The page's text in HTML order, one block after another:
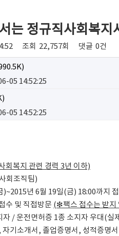
는 정규직사회복지
조회 22,757회 댓글 0건
05 14:52:25
05 14:52:25
회복지 관련 경력 3년 이하)
회조직팀)
)~2015년 6월 19일(금) 18:00까지
수 및 직접방문 (❇팩스 접수는 받지
자 / 운전면허증 1종 소지자 우대(실
기소개서, 졸업증명서, 성적증명